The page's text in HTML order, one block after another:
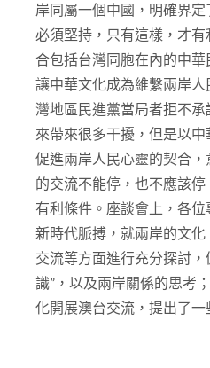
岸同屬一個中國，明確界定
必須堅持，只有這樣，才
合包括台灣同胞在內的中華
讓中華文化成為維繫兩岸
灣地區民進黨當局者拒不承
來帶來很多干擾，但是以
促進兩岸人民心靈的契合
的交流不能停，也不應該
有利條件。座談會上，各
新時代脈搏，就兩岸的文
交流等方面進行充分探討
識”，以及兩岸關係的思考
化開展澳台交流，提出了一